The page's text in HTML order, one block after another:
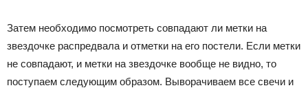
Затем необходимо посмотреть совпадают ли метки на
звездочке распредвала и отметки на его постели. Если метки
не совпадают, и метки на звездочке вообще не видно, то
поступаем следующим образом. Выворачиваем все свечи и